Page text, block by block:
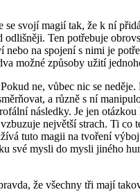
svojí magií tak, že k ní
Ten potřebuje
na spojení s nimi je
možné způsoby užití
ne, vůbec nic se neděje.
a různě s ní
následky. Je jen otázkou
největší strach. Ti co
tuto magii na tvoření
své mysli do mysli jiného
že všechny tři mají